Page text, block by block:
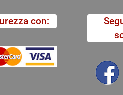
con: